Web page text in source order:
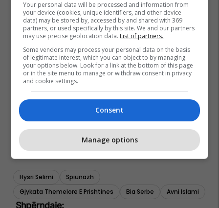
Hysri Selimi
Spiunazh
Gjykata Themelore E Prishtines
Bia Serbe Avni Islami
Your personal data will be processed and information from
your device (cookies, unique identifiers, and other device
data) may be stored by, accessed by and shared with 369
partners, or used specifically by this site. We and our partners
may use precise geolocation data. List of partners.
Some vendors may process your personal data on the basis
of legitimate interest, which you can object to by managing
your options below. Look for a link at the bottom of this page
or in the site menu to manage or withdraw consent in privacy
and cookie settings.
Consent
Manage options